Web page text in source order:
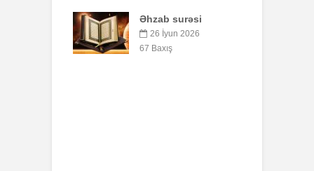
Əhzab surəsi
26 İyun 2026
67 Baxış